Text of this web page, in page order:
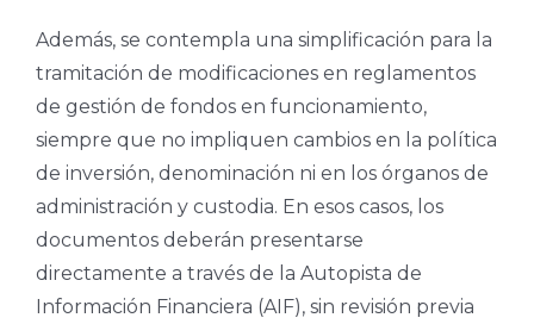
Además, se contempla una simplificación para la
tramitación de modificaciones en reglamentos
de gestión de fondos en funcionamiento,
siempre que no impliquen cambios en la política
de inversión, denominación ni en los órganos de
administración y custodia. En esos casos, los
documentos deberán presentarse
directamente a través de la Autopista de
Información Financiera (AIF), sin revisión previa